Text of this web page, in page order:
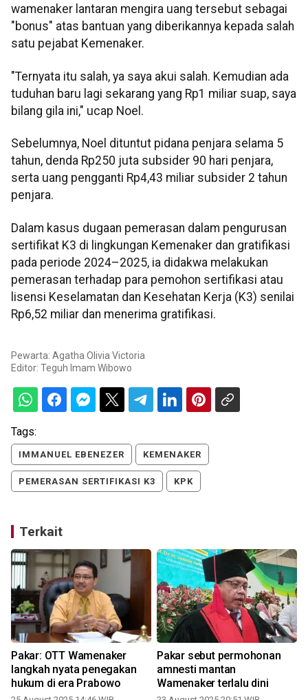
wamenaker lantaran mengira uang tersebut sebagai
"bonus" atas bantuan yang diberikannya kepada salah
satu pejabat Kemenaker.
"Ternyata itu salah, ya saya akui salah. Kemudian ada
tuduhan baru lagi sekarang yang Rp1 miliar suap, saya
bilang gila ini," ucap Noel.
Sebelumnya, Noel dituntut pidana penjara selama 5
tahun, denda Rp250 juta subsider 90 hari penjara,
serta uang pengganti Rp4,43 miliar subsider 2 tahun
penjara.
Dalam kasus dugaan pemerasan dalam pengurusan
sertifikat K3 di lingkungan Kemenaker dan gratifikasi
pada periode 2024–2025, ia didakwa melakukan
pemerasan terhadap para pemohon sertifikasi atau
lisensi Keselamatan dan Kesehatan Kerja (K3) senilai
Rp6,52 miliar dan menerima gratifikasi.
Pewarta: Agatha Olivia Victoria
Editor: Teguh Imam Wibowo
Tags:
IMMANUEL EBENEZER KEMENAKER
PEMERASAN SERTIFIKASI K3 KPK
Terkait
Pakar: OTT Wamenaker
langkah nyata penegakan
hukum di era Prabowo
Pakar sebut permohonan
amnesti mantan
Wamenaker terlalu dini